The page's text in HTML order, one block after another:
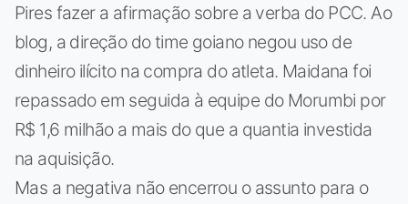
Pires fazer a afirmação sobre a verba do PCC. Ao
blog, a direção do time goiano negou uso de
dinheiro ilícito na compra do atleta. Maidana foi
repassado em seguida à equipe do Morumbi por
R$ 1,6 milhão a mais do que a quantia investida
na aquisição.
Mas a negativa não encerrou o assunto para o